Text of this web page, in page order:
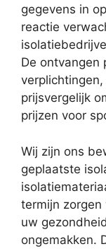
gegevens in
reactie
De ontvangen
prijsvergelijk
prijzen voor
Wij zijn ons
geplaatste
termijn
uw
ongemakken.